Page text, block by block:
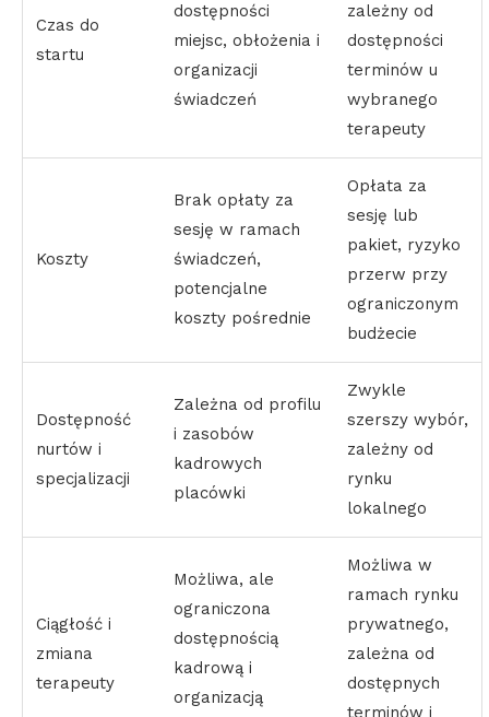
Czas do
startu
dostępności
miejsc, obłożenia i
organizacji
świadczeń
zależny od
dostępności
terminów u
wybranego
terapeuty
Koszty
Brak opłaty za
sesję w ramach
świadczeń,
potencjalne
koszty pośrednie
Opłata za
sesję lub
pakiet, ryzyko
przerw przy
ograniczonym
budżecie
Dostępność
nurtów i
specjalizacji
Zależna od profilu
i zasobów
kadrowych
placówki
Zwykle
szerszy wybór,
zależny od
rynku
lokalnego
Ciągłość i
zmiana
terapeuty
Możliwa, ale
ograniczona
dostępnością
kadrową i
organizacją
Możliwa w
ramach rynku
prywatnego,
zależna od
dostępnych
terminów i